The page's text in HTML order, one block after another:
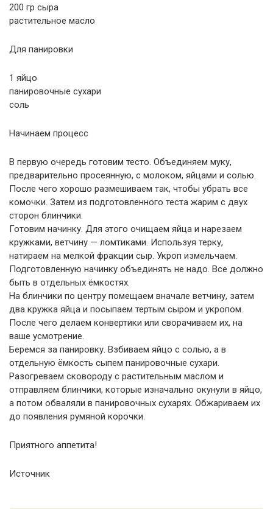
200 гр сыра
растительное масло
Для панировки
1 яйцо
панировочные сухари
соль
Начинаем процесс
В первую очередь готовим тесто. Объединяем муку,
предварительно просеянную, с молоком, яйцами и солью.
После чего хорошо размешиваем так, чтобы убрать все
комочки. Затем из подготовленного теста жарим с двух
сторон блинчики.
Готовим начинку. Для этого очищаем яйца и нарезаем
кружками, ветчину — ломтиками. Используя терку,
натираем на мелкой фракции сыр. Укроп измельчаем.
Подготовленную начинку объединять не надо. Все должно
быть в отдельных ёмкостях.
На блинчики по центру помещаем вначале ветчину, затем
два кружка яйца и посыпаем тертым сыром и укропом.
После чего делаем конвертики или сворачиваем их, на
ваше усмотрение.
Беремся за панировку. Взбиваем яйцо с солью, а в
отдельную ёмкость сыпем панировочные сухари.
Разогреваем сковороду с растительным маслом и
отправляем блинчики, которые изначально окунули в яйцо,
а потом обваляли в панировочных сухарях. Обжариваем их
до появления румяной корочки.
Приятного аппетита!
Источник